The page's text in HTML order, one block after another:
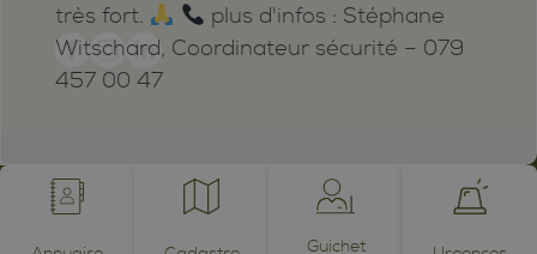
Guichet
powered by /BOOMERANG
photos by JEAN-CLAUDE ROH ©
très fort.
plus d'infos : Stéphane
Witschard, Coordinateur sécurité – 079
457 00 47